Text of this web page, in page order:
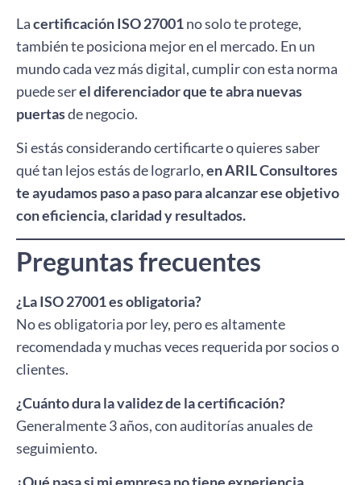
Lacertificación ISO 27001no solo te protege,
también te posiciona mejor en el mercado. En un
mundo cada vez más digital, cumplir con esta norma
puede serel diferenciador que te abra nuevas
puertasde negocio.
Si estás considerando certificarte o quieres saber
qué tan lejos estás de lograrlo,en ARIL Consultores
te ayudamos paso a paso para alcanzar ese objetivo
con eficiencia, claridad y resultados.
Preguntas frecuentes
¿La ISO 27001 es obligatoria?
No es obligatoria por ley, pero es altamente
recomendada y muchas veces requerida por socios o
clientes.
¿Cuánto dura la validez de la certificación?
Generalmente 3 años, con auditorías anuales de
seguimiento.